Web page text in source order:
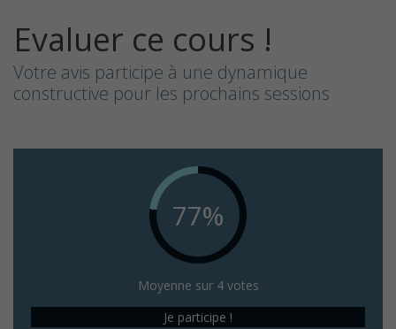
Evaluer ce cours !
Votre avis participe à une dynamique
constructive pour les prochains sessions
77%
Moyenne sur 4 votes
Je participe !